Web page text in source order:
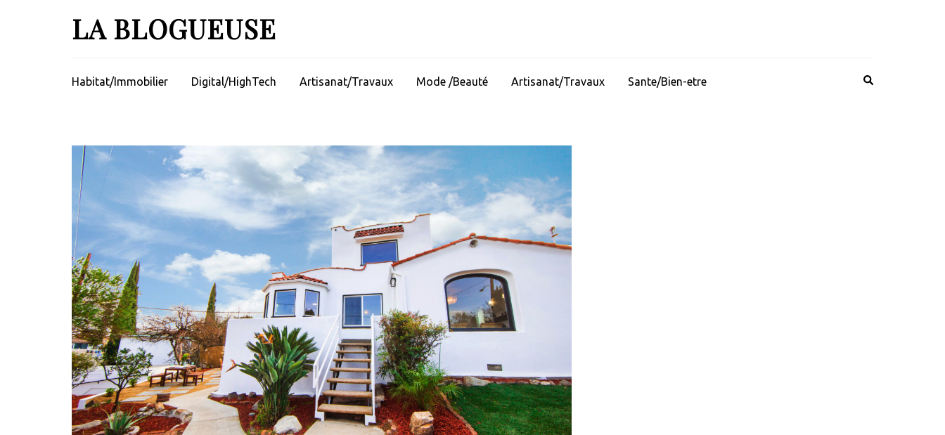
LA BLOGUEUSE
Habitat/Immobilier Digital/HighTech Artisanat/Travaux Mode /Beauté Artisanat/Travaux Sante/Bien-etre